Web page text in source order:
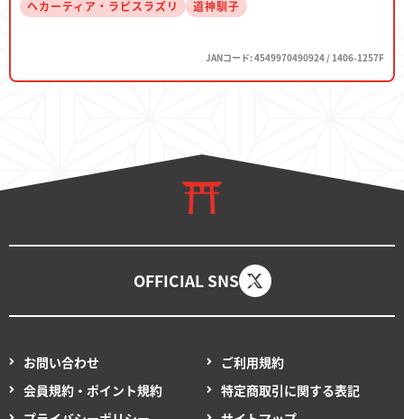
ヘカーティア・ラピスラズリ
道神馴子
JANコード: 4549970490924 / 1406-1257F
OFFICIAL SNS
お問い合わせ
ご利用規約
会員規約・ポイント規約
特定商取引に関する表記